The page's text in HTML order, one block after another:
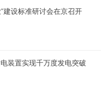
建设标准研讨会在京召开
装置实现千万度发电突破